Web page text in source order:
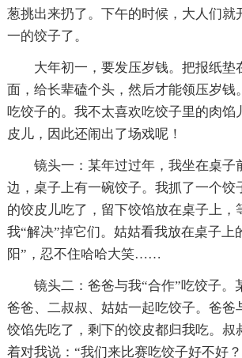
葱挑出来扔了。下午的时候，大人们就
一的饺子了。
大年初一，要发压岁钱。把报纸垫
面，给长辈磕个头，然后才能领压岁钱
吃饺子的。我不太喜欢吃饺子里的肉馅
皮儿，因此还闹出了场戏呢！
镜头一：某年过过年，我坐在桌子
边，桌子上有一碗饺子。我抓了一个饺
的饺皮儿吃了，留下饺馅放在桌子上，
我“解决”掉它们。姑姑看我放在桌子上
阳”，忍不住哈哈大笑……
镜头二：爸爸与我“合作”吃饺子。
爸爸、二叔叔、姑姑一起吃饺子。爸爸
饺馅先吃了，剩下的饺皮都归我吃。叔
着对我说：“我们来比赛吃饺子好不好